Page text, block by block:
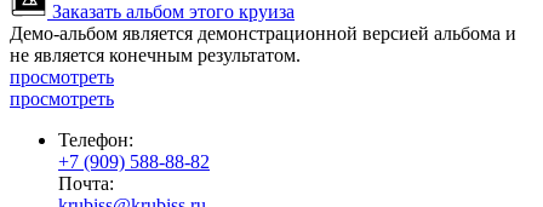
Заказать альбом этого круиза
Демо-альбом является демонстрационной версией альбома и
не является конечным результатом.
просмотреть
просмотреть
Телефон:
+7 (909) 588-88-82
Почта: